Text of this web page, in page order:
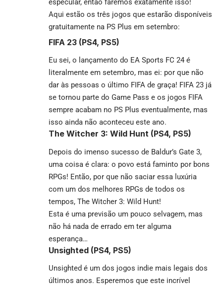
especular, então faremos exatamente isso!
Aqui estão os três jogos que estarão disponíveis
gratuitamente na PS Plus em setembro:
FIFA 23 (PS4, PS5)
Eu sei, o lançamento do EA Sports FC 24 é
literalmente em setembro, mas ei: por que não
dar às pessoas o último FIFA de graça! FIFA 23 já
se tornou parte do Game Pass e os jogos FIFA
sempre acabam no PS Plus eventualmente, mas
isso ainda não aconteceu este ano.
The Witcher 3: Wild Hunt (PS4, PS5)
Depois do imenso sucesso de Baldur’s Gate 3,
uma coisa é clara: o povo está faminto por bons
RPGs! Então, por que não saciar essa luxúria
com um dos melhores RPGs de todos os
tempos, The Witcher 3: Wild Hunt!
Esta é uma previsão um pouco selvagem, mas
não há nada de errado em ter alguma
esperança…
Unsighted (PS4, PS5)
Unsighted é um dos jogos indie mais legais dos
últimos anos. Esperemos que este incrível